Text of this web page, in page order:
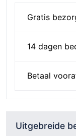
Gratis
14 dagen
Betaal
Uitgebreide